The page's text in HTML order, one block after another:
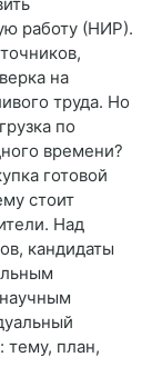
работу (НИР).
на
труда. Но
по
времени?
готовой
стоит
Над
кандидаты
план,